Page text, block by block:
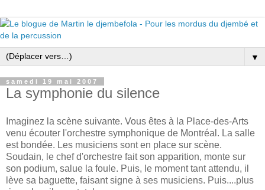
▼
samedi 19 mai 2007
La symphonie du silence
Imaginez la scène suivante. Vous êtes à la Place-des-Arts
venu écouter l'orchestre symphonique de Montréal. La salle
est bondée. Les musiciens sont en place sur scène.
Soudain, le chef d'orchestre fait son apparition, monte sur
son podium, salue la foule. Puis, le moment tant attendu, il
lève sa baguette, faisant signe à ses musiciens. Puis....plus